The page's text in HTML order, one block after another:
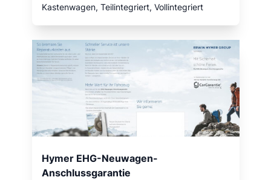
Kastenwagen, Teilintegriert, Vollintegriert
Hymer EHG-Neuwagen-
Anschlussgarantie